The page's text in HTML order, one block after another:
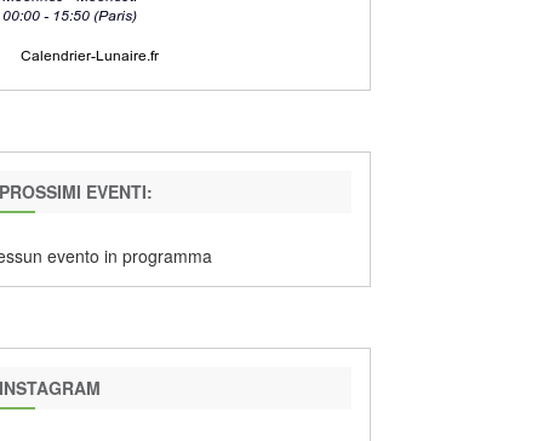
EVENTI:
evento in programma